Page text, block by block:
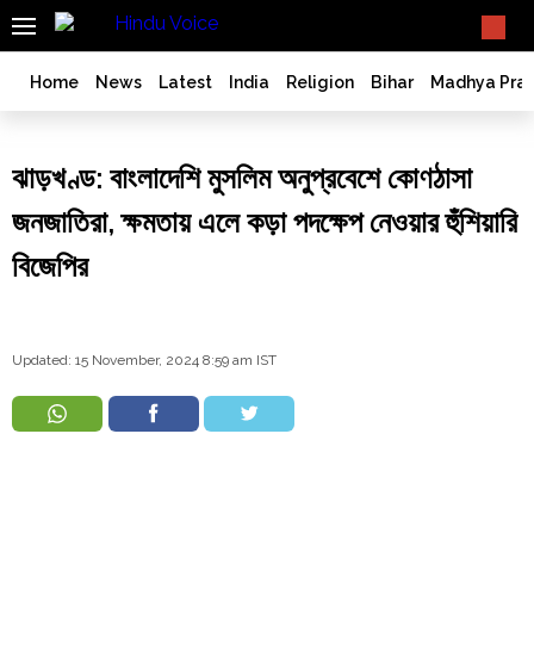
SEARCH
India
Bangladesh
Bengal
History
Articles
Opinion
Ghar
Wapsi
Home News Latest India Religion Bihar Madhya
ঝাড়খণ্ড: বাংলাদেশি মুসলিম অনুপ্রবেশে কোণঠাসা
জনজাতিরা, ক্ষমতায় এলে কড়া পদক্ষেপ নেওয়ার হুঁশিয়ারি
বিজেপির
Updated: 15 November, 2024 8:59 am IST